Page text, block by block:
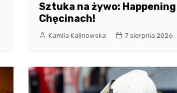
Sztuka na żywo:
Chęcinach!
Kamila Kalinowska 7 sierpnia 2026